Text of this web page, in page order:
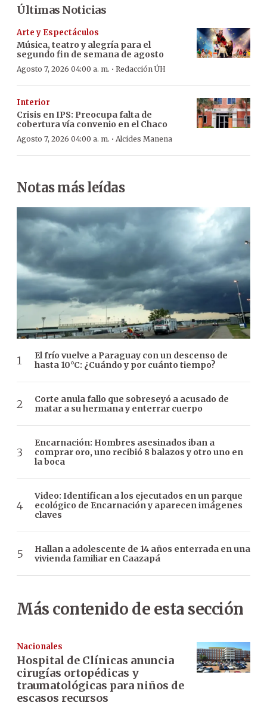
Últimas Noticias
Arte y Espectáculos
Música, teatro y alegría para el
segundo fin de semana de agosto
Agosto 7, 2026 04:00 a. m. · Redacción ÚH
Interior
Crisis en IPS: Preocupa falta de
cobertura vía convenio en el Chaco
Agosto 7, 2026 04:00 a. m. · Alcides Manena
Notas más leídas
El frío vuelve a Paraguay con un descenso de
hasta 10°C: ¿Cuándo y por cuánto tiempo?
Corte anula fallo que sobreseyó a acusado de
matar a su hermana y enterrar cuerpo
Encarnación: Hombres asesinados iban a
comprar oro, uno recibió 8 balazos y otro uno en
la boca
Video: Identifican a los ejecutados en un parque
ecológico de Encarnación y aparecen imágenes
claves
Hallan a adolescente de 14 años enterrada en una
vivienda familiar en Caazapá
Más contenido de esta sección
Nacionales
Hospital de Clínicas anuncia
cirugías ortopédicas y
traumatológicas para niños de
escasos recursos